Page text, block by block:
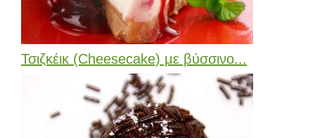
Τσιζκέικ (Cheesecake) με βύσσινο...